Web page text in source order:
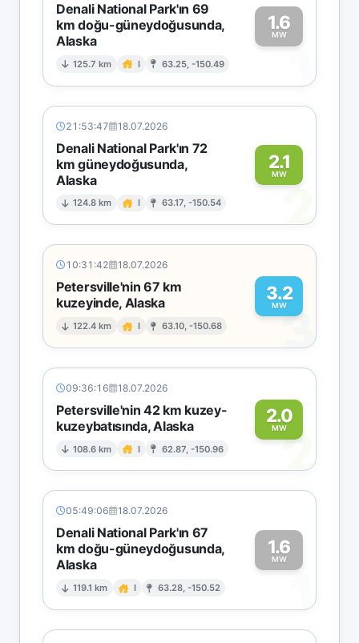
Denali National Park'ın 69
km doğu-güneydoğusunda,
Alaska
125.7 km I 63.25, -150.49
1.6
MW
1
21:53:47 18.07.2026
Denali National Park'ın 72
km güneydoğusunda,
Alaska
124.8 km I 63.17, -150.54
2.1
MW
2
10:31:42 18.07.2026
Petersville'nin 67 km
kuzeyinde, Alaska
122.4 km I 63.10, -150.68
3.2
MW
3
09:36:16 18.07.2026
Petersville'nin 42 km kuzey-
kuzeybatısında, Alaska
108.6 km I 62.87, -150.96
2.0
MW2
05:49:06 18.07.2026
Denali National Park'ın 67
km doğu-güneydoğusunda,
Alaska
119.1 km I 63.28, -150.52
1.6
MW
1